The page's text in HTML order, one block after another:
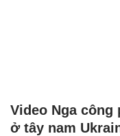
Video Nga công
ở tây nam